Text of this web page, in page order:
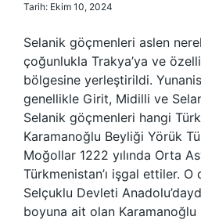
Tarih: Ekim 10, 2024
Selanik göçmenleri aslen
çoğunlukla Trakya’ya ve
bölgesine yerleştirildi.
genellikle Girit, Midilli ve
Selanik göçmenleri hangi
Karamanoğlu Beyliği Yörük
Moğollar 1222 yılında Orta
Türkmenistan’ı işgal ettiler.
Selçuklu Devleti
boyuna ait olan